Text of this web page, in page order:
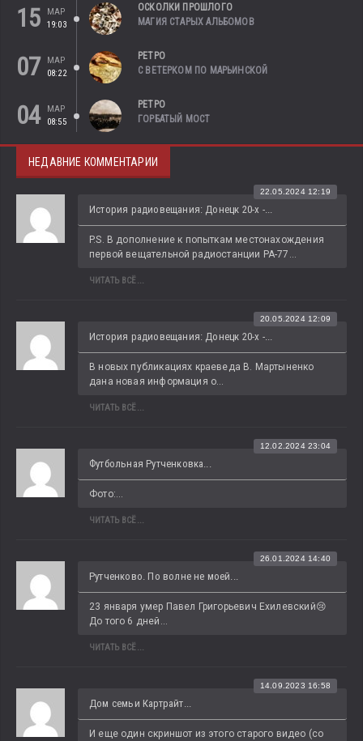
15
МАР
19:03
ОСКОЛКИ ПРОШЛОГО
МАГИЯ СТАРЫХ АЛЬБОМОВ
07
МАР
08:22
РЕТРО
С ВЕТЕРКОМ ПО МАРЬИНСКОЙ
04
МАР
08:55
РЕТРО
ГОРБАТЫЙ МОСТ
НЕДАВНИЕ КОММЕНТАРИИ
История радиовещания: Донецк 20-х -...
22.05.2024 12:19
P.S. В дополнение к попыткам местонахождения
первой вещательной радиостанции РА-77...
ЧИТАТЬ ВСЁ...
История радиовещания: Донецк 20-х -...
20.05.2024 12:09
В новых публикациях краеведа В. Мартыненко
дана новая информация о...
ЧИТАТЬ ВСЁ...
Футбольная Рутченковка...
12.02.2024 23:04
Фото:...
ЧИТАТЬ ВСЁ...
Рутченково. По волне не моей...
26.01.2024 14:40
23 января умер Павел Григорьевич Ехилевский😢
До того 6 дней...
ЧИТАТЬ ВСЁ...
Дом семьи Картрайт...
14.09.2023 16:58
И еще один скриншот из этого старого видео (со